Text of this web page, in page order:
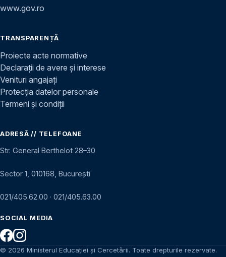
www.gov.ro
TRANSPARENȚĂ
Proiecte acte normative
Declarații de avere și interese
Venituri angajați
Protecția datelor personale
Termeni și condiții
ADRESĂ // TELEFOANE
Str. General Berthelot 28–30
Sector 1, 010168, București
021/405.62.00 · 021/405.63.00
SOCIAL MEDIA
© 2026 Ministerul Educației și Cercetării. Toate drepturile rezervate.